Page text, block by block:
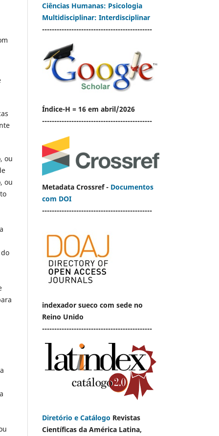
ou
ou
Ciências Humanas: Psicologia
Multidisciplinar: Interdisciplinar
---------------------------------------------
Índice-H = 16 em abril/2026
---------------------------------------------
Metadata Crossref - Documentos
com DOI
---------------------------------------------
indexador sueco com sede no
Reino Unido
---------------------------------------------
Diretório e Catálogo Revistas
Científicas da América Latina,